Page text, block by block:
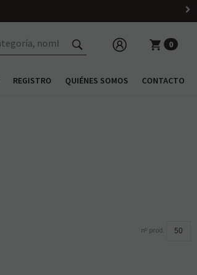
0
REGISTRO QUIÉNES SOMOS CONTACTO
nº prod.